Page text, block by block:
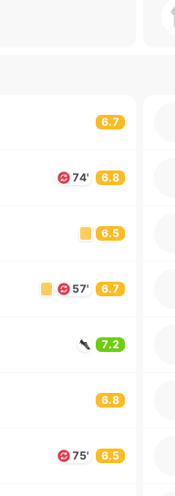
6.7
74' 6.8
6.5
57' 6.7
7.2
6.8
75' 6.5